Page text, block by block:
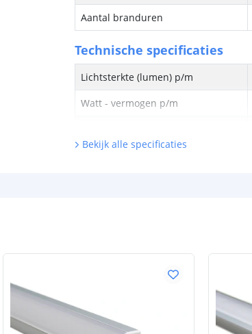
Aantal branduren
Technische specificaties
Lichtsterkte (lumen) p/m
Watt - vermogen p/m
Materiaal waterdichte
bescherming (IP65/67)
Achtergrondkleur strip (PCB)
Bekijk alle specificaties